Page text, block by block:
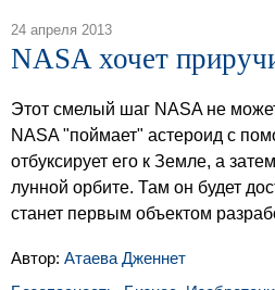
24 апреля 2013
NASA хочет
Этот смелый шаг NASA не
NASA "поймает" астероид с
отбуксирует его к Земле, а
лунной орбите. Там он будет
станет первым объектом
Автор: Атаева Дженнет